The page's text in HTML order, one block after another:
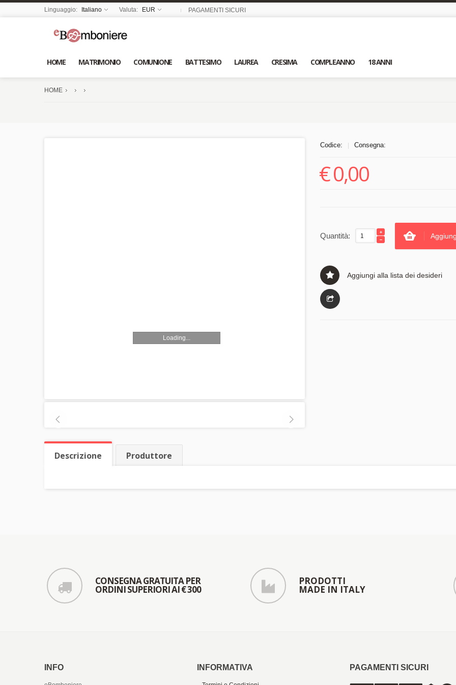
Linguaggio: Italiano Valuta: EUR PAGAMENTI SICURI
HOME MATRIMONIO COMUNIONE BATTESIMO LAUREA CRESIMA COMPLEANNO 18 ANNI
HOME
Loading...
Codice: Consegna:
€0,00
Quantità:
Aggiungi alla lista dei desideri
Descrizione Produttore
CONSEGNA GRATUITA PER
ORDINI SUPERIORI AI € 300
PRODOTTI
MADE IN ITALY
INFO INFORMATIVA PAGAMENTI SICURI